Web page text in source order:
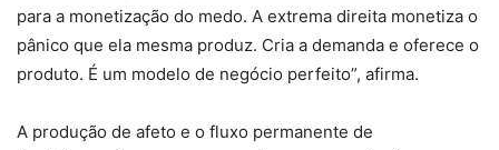
para a monetização do medo. A extrema direita monetiza o
pânico que ela mesma produz. Cria a demanda e oferece o
produto. É um modelo de negócio perfeito”, afirma.
A produção de afeto e o fluxo permanente de